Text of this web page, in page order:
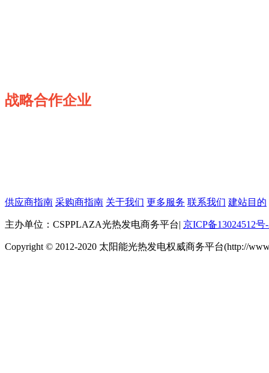
战略合作企业
供应商指南 采购商指南 关于我们 更多服务 联系我们 建站目的
主办单位：CSPPLAZA光热发电商务平台| 京ICP备13024512号
Copyright © 2012-2020 太阳能光热发电权威商务平台(http://